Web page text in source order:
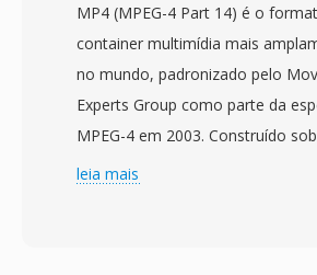
MP4 (MPEG-4 Part 14) é o
container multimídia mais
no mundo, padronizado pelo
Experts Group como parte da
MPEG-4 em 2003. Construído
de mídia base ISO (MPEG-4 Part
leia mais